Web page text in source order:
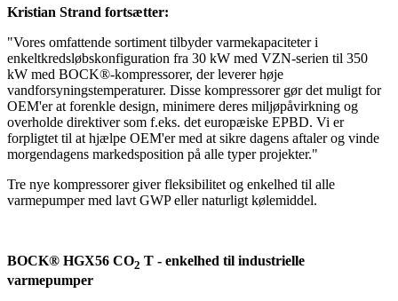
Kristian Strand fortsætter:
"Vores omfattende sortiment tilbyder varmekapaciteter i
enkeltkredsløbskonfiguration fra 30 kW med VZN-serien til 350
kW med BOCK®-kompressorer, der leverer høje
vandforsyningstemperaturer. Disse kompressorer gør det muligt for
OEM'er at forenkle design, minimere deres miljøpåvirkning og
overholde direktiver som f.eks. det europæiske EPBD. Vi er
forpligtet til at hjælpe OEM'er med at sikre dagens aftaler og vinde
morgendagens markedsposition på alle typer projekter."
Tre nye kompressorer giver fleksibilitet og enkelhed til alle
varmepumper med lavt GWP eller naturligt kølemiddel.
BOCK® HGX56 CO2 T - enkelhed til industrielle
varmepumper